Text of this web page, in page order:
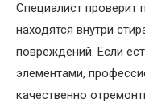
Специалист проверит
находятся внутри
повреждений. Если
элементами,
качественно